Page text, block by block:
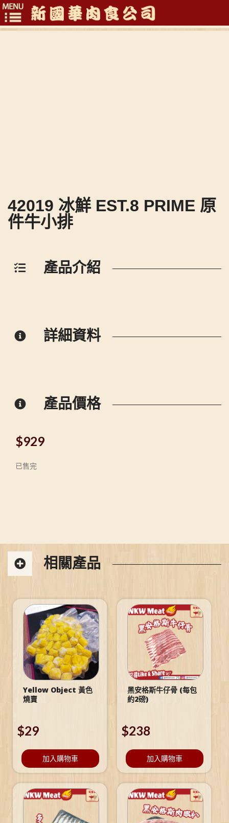
Toggle
42019 冰鮮 EST.8 PRIME 原
件牛小排
產品介紹
詳細資料
產品價格
$929
已售完
相關產品
Yellow Object 黃色
燒賣
$29
加入購物車
黑安格斯牛仔骨 (每包
約2磅)
$238
加入購物車